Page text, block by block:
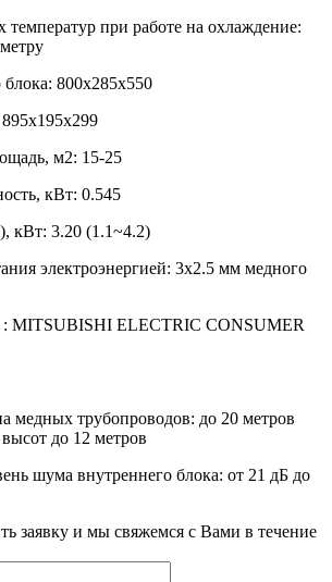
при работе на охлаждение:
800x285x550
895x195x299
м2: 15-25
кВт: 0.545
кВт: 3.20 (1.1~4.2)
электроэнергией: 3х2.5 мм медного
MITSUBISHI ELECTRIC CONSUMER
медных трубопроводов: до 20 метров
до 12 метров
шума внутреннего блока: от 21 дБ до
заявку и мы свяжемся с Вами в течение